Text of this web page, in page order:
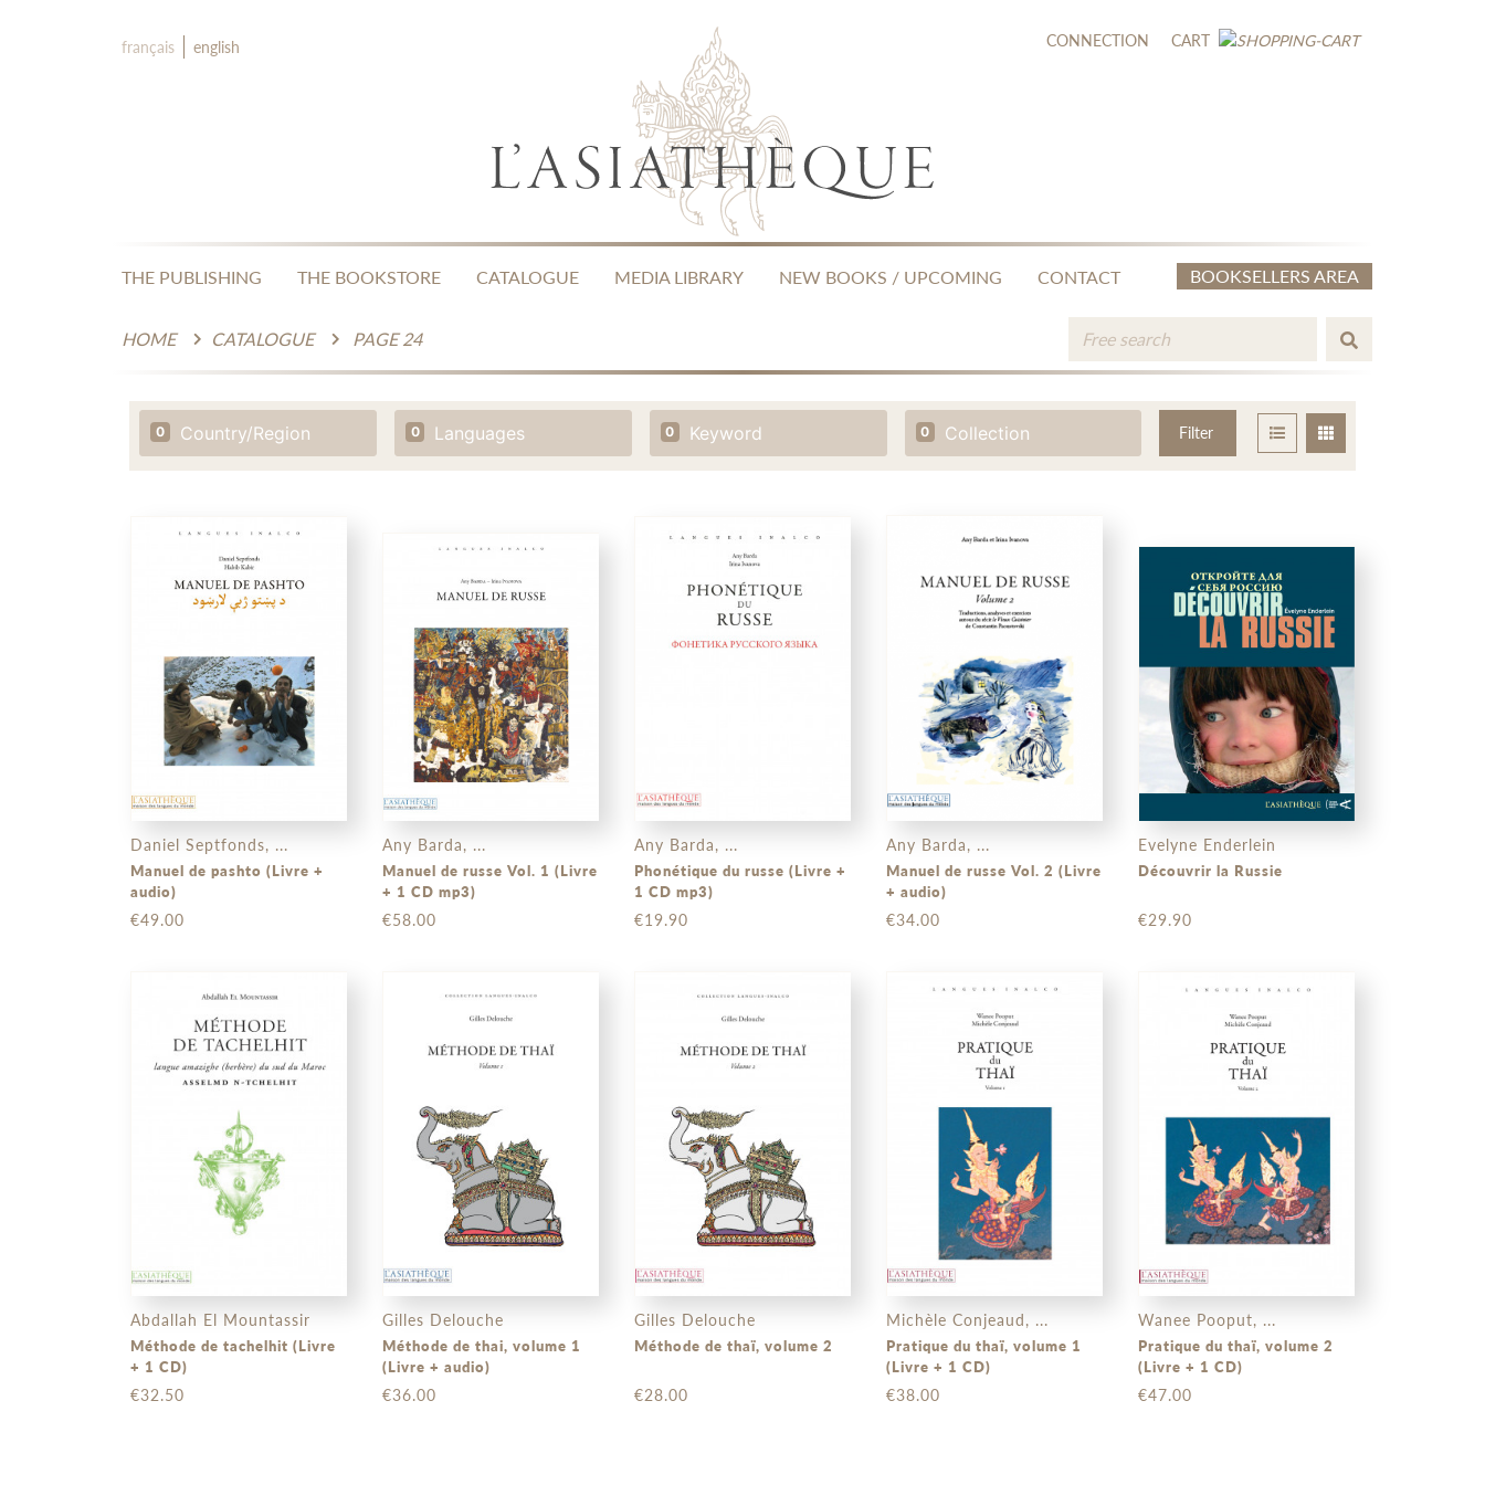
français english CONNECTION CART
THE PUBLISHING THE BOOKSTORE CATALOGUE MEDIA LIBRARY NEW BOOKS / UPCOMING CONTACT BOOKSELLERS AREA
HOME CATALOGUE PAGE 24
0 Country/Region 0 Languages 0 Keyword 0 Collection Filter
Daniel Septfonds, ...
Manuel de pashto (Livre +
audio)
€49.00
Any Barda, ...
Manuel de russe Vol. 1 (Livre
+ 1 CD mp3)
€58.00
Any Barda, ...
Phonétique du russe (Livre +
1 CD mp3)
€19.90
Any Barda, ...
Manuel de russe Vol. 2 (Livre
+ audio)
€34.00
Evelyne Enderlein
Découvrir la Russie
€29.90
Abdallah El Mountassir
Méthode de tachelhit (Livre
+ 1 CD)
€32.50
Gilles Delouche
Méthode de thai, volume 1
(Livre + audio)
€36.00
Gilles Delouche
Méthode de thaï, volume 2
€28.00
Michèle Conjeaud, ...
Pratique du thaï, volume 1
(Livre + 1 CD)
€38.00
Wanee Pooput, ...
Pratique du thaï, volume 2
(Livre + 1 CD)
€47.00